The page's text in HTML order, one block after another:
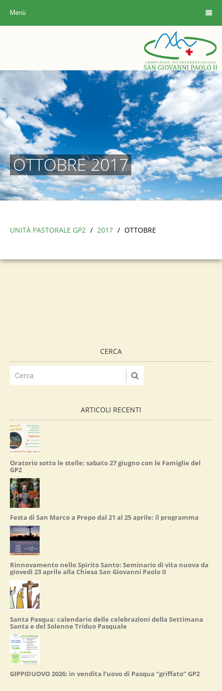
Menù
OTTOBRE 2017
UNITÀ PASTORALE GP2 / 2017 / OTTOBRE
CERCA
ARTICOLI RECENTI
Oratorio sotto le stelle: sabato 27 giugno con le Famiglie del
GP2
Festa di San Marco a Prepo dal 21 al 25 aprile: il programma
Rinnovamento nello Spirito Santo: Seminario di vita nuova da
giovedì 23 aprile alla Chiesa San Giovanni Paolo II
Santa Pasqua: calendario delle celebrazioni della Settimana
Santa e del Solenne Triduo Pasquale
GIPPIDUOVO 2026: in vendita l’uovo di Pasqua “griffato” GP2